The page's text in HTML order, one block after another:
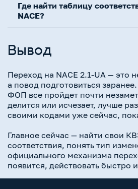
Где найти таблицу
NACE?
Вывод
Переход на NACE 2.1-UA — это
а повод подготовиться
ФОП все пройдет почти
делится или исчезает, лучше
своими кодами уже сейчас,
Главное сейчас — найти свои
соответствия, понять тип
официального механизма
появится, действовать быстро